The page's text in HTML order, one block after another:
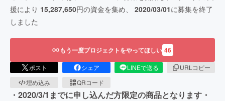
援により 15,287,650円の資金を集め、 2020/03/01に募集を終了
しました
もう一度プロジェクトをやってほしい 46
ポスト シェア LINEで送る
URLコピー
埋め込み
QRコード
・2020/3/1までに申し込んだ方限定の商品となります・